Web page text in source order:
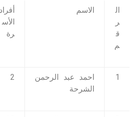
ال
ر
ق
م
الاسم
أفراد
الأس
رة
1
احمد عبد الرحمن
الشرحة
2